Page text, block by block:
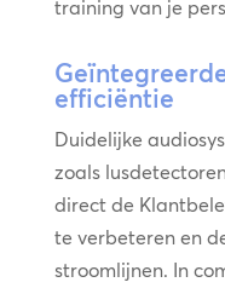
training van je
efficiëntie
Duidelijke
zoals
direct de
te verbeteren en
stroomlijnen. In